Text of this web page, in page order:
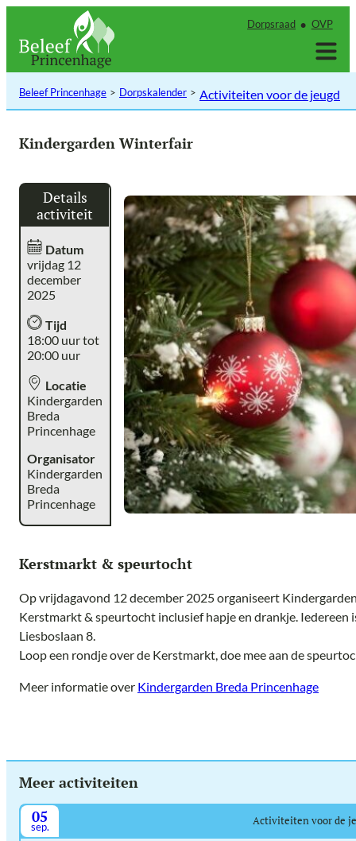
inhoud
Dorpsraad OVP
Beleef Princenhage Dorpskalender Activiteiten voor de jeugd
Kindergarden Winterfair
Details
activiteit
Datum
vrijdag 12
december
2025
Tijd
18:00 uur tot
20:00 uur
Locatie
Kindergarden
Breda
Princenhage
Organisator
Kindergarden
Breda
Princenhage
Kerstmarkt & speurtocht
Op vrijdagavond 12 december 2025 organiseert
Kerstmarkt & speurtocht inclusief hapje en drankje. Iedereen
Liesboslaan 8.
Loop een rondje over de Kerstmarkt, doe mee aan de
Meer informatie over Kindergarden Breda Princenhage
Meer activiteiten
05
sep. Activiteiten voor de